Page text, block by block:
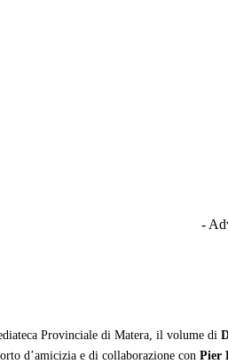
-
Provinciale di Matera, il volume di
d’amicizia e di collaborazione con Pier